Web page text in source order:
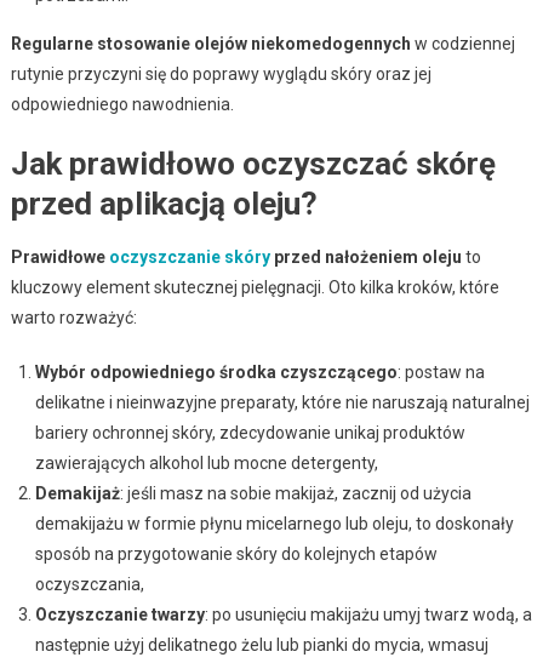
Regularne stosowanie olejów niekomedogennych w codziennej
rutynie przyczyni się do poprawy wyglądu skóry oraz jej
odpowiedniego nawodnienia.
Jak prawidłowo oczyszczać skórę
przed aplikacją oleju?
Prawidłowe oczyszczanie skóryprzed nałożeniem oleju to
kluczowy element skutecznej pielęgnacji. Oto kilka kroków, które
warto rozważyć:
Wybór odpowiedniego środka czyszczącego: postaw na
delikatne i nieinwazyjne preparaty, które nie naruszają naturalnej
bariery ochronnej skóry, zdecydowanie unikaj produktów
zawierających alkohol lub mocne detergenty,
Demakijaż: jeśli masz na sobie makijaż, zacznij od użycia
demakijażu w formie płynu micelarnego lub oleju, to doskonały
sposób na przygotowanie skóry do kolejnych etapów
oczyszczania,
Oczyszczanie twarzy: po usunięciu makijażu umyj twarz wodą, a
następnie użyj delikatnego żelu lub pianki do mycia, wmasuj